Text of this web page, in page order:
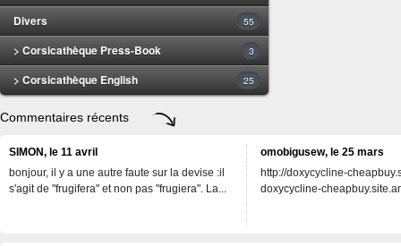
Divers 55
> Corsicathèque Press-Book 3
> Corsicathèque English 25
Commentaires récents
SIMON, le 11 avril
bonjour, il y a une autre faute sur la devise :il
s'agit de "frugifera" et non pas "frugiera". La...
omobigusew, le 25 mars
http://doxycycline-
doxycycline-